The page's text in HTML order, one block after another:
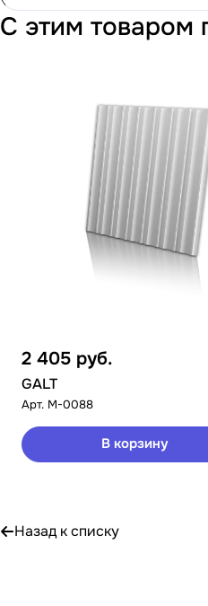
С этим товаром
2 405 руб.
GALT
Арт. M-0088
В корзину
Назад к списку